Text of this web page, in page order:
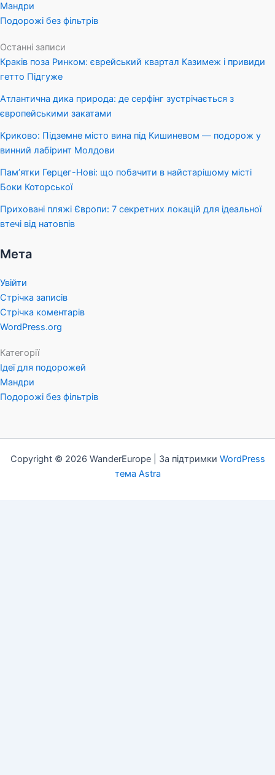
Мандри
Подорожі без фільтрів
Останні записи
Краків поза Ринком: єврейський квартал Казимеж і привиди
гетто Підгуже
Атлантична дика природа: де серфінг зустрічається з
європейськими закатами
Криково: Підземне місто вина під Кишиневом — подорож у
винний лабіринт Молдови
Пам’ятки Герцег-Нові: що побачити в найстарішому місті
Боки Которської
Приховані пляжі Європи: 7 секретних локацій для ідеальної
втечі від натовпів
Мета
Увійти
Стрічка записів
Стрічка коментарів
WordPress.org
Категорії
Ідеї для подорожей
Мандри
Подорожі без фільтрів
Copyright © 2026 WanderEurope | За підтримки WordPress
тема Astra